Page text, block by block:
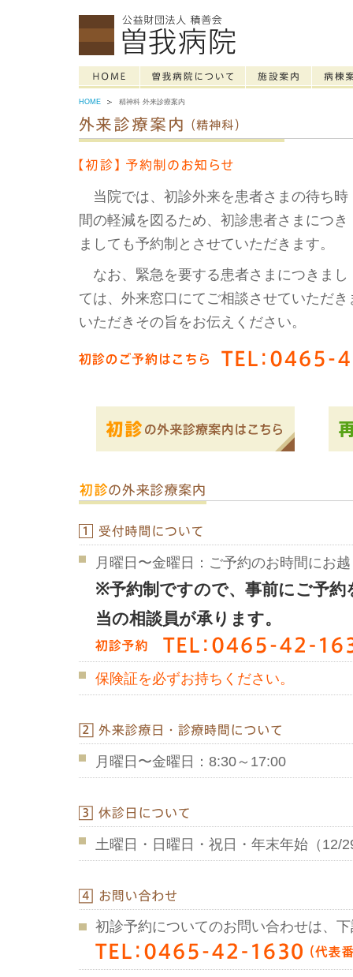
HOME 精神科 外来診療案内
当院では、初診外来を患者さまの待ち時
間の軽減を図るため、初診患者さまにつき
ましても予約制とさせていただきます。
なお、緊急を要する患者さまにつきまし
ては、外来窓口にてご相談させていただ
いただきその旨をお伝えください。
月曜日〜金曜日：ご予約のお時間にお
※予約制ですので、事前にご予約
当の相談員が承ります。
保険証を必ずお持ちください。
月曜日〜金曜日：8:30～17:00
土曜日・日曜日・祝日・年末年始（12/
初診予約についてのお問い合わせは、